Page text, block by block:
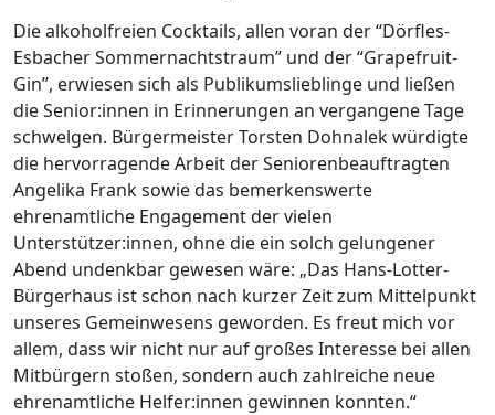
Die alkoholfreien Cocktails, allen voran der “Dörfles-
Esbacher Sommernachtstraum” und der “Grapefruit-
Gin”, erwiesen sich als Publikumslieblinge und ließen
die Senior:innen in Erinnerungen an vergangene Tage
schwelgen. Bürgermeister Torsten Dohnalek würdigte
die hervorragende Arbeit der Seniorenbeauftragten
Angelika Frank sowie das bemerkenswerte
ehrenamtliche Engagement der vielen
Unterstützer:innen, ohne die ein solch gelungener
Abend undenkbar gewesen wäre: „Das Hans-Lotter-
Bürgerhaus ist schon nach kurzer Zeit zum Mittelpunkt
unseres Gemeinwesens geworden. Es freut mich vor
allem, dass wir nicht nur auf großes Interesse bei allen
Mitbürgern stoßen, sondern auch zahlreiche neue
ehrenamtliche Helfer:innen gewinnen konnten.“